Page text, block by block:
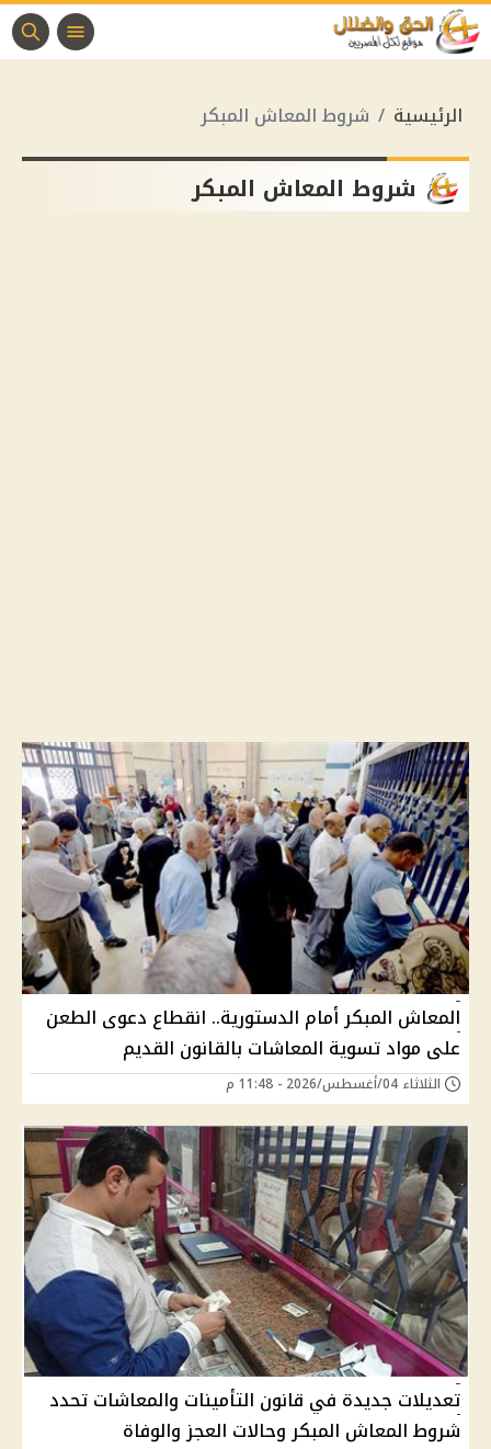
الرئيسية شروط المعاش المبكر
شروط المعاش المبكر
المعاش المبكر أمام الدستورية.. انقطاع دعوى الطعن
على مواد تسوية المعاشات بالقانون القديم
الثلاثاء 04/أغسطس/2026 - 11:48 م
تعديلات جديدة في قانون التأمينات والمعاشات تحدد
شروط المعاش المبكر وحالات العجز والوفاة